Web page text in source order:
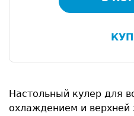
Настольный кулер для
охлаждением и верхней